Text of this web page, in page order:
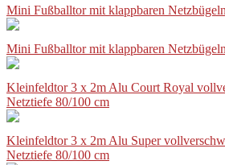
Mini Fußballtor mit klappbaren
Mini Fußballtor mit klappbaren
Kleinfeldtor 3 x 2m Alu Court Royal
Netztiefe 80/100 cm
Kleinfeldtor 3 x 2m Alu Super
Netztiefe 80/100 cm